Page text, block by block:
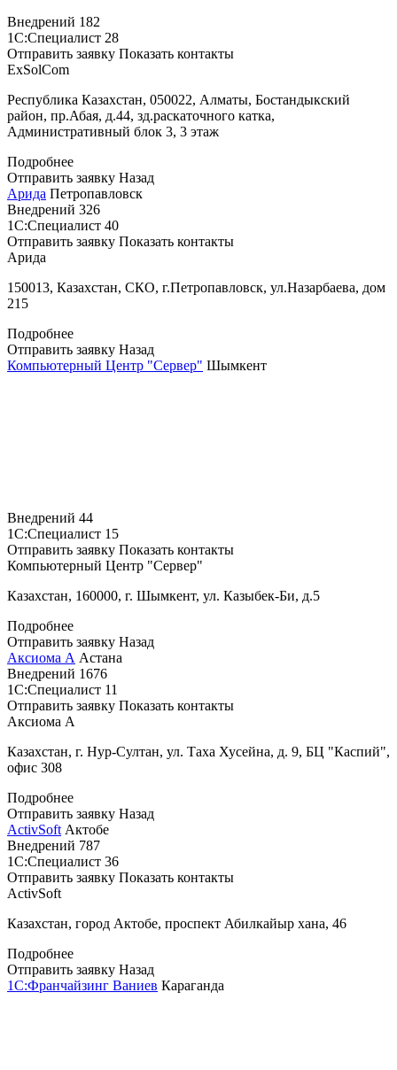
Внедрений 182
1С:Специалист 28
Отправить заявку Показать контакты
ExSolCom
Республика Казахстан, 050022, Алматы, Бостандыкский
район, пр.Абая, д.44, зд.раскаточного катка,
Административный блок 3, 3 этаж
Подробнее
Отправить заявку Назад
Арида Петропавловск
Внедрений 326
1С:Специалист 40
Отправить заявку Показать контакты
Арида
150013, Казахстан, СКО, г.Петропавловск, ул.Назарбаева, дом
215
Подробнее
Отправить заявку Назад
Компьютерный Центр "Сервер" Шымкент
Внедрений 44
1С:Специалист 15
Отправить заявку Показать контакты
Компьютерный Центр "Сервер"
Казахстан, 160000, г. Шымкент, ул. Казыбек-Би, д.5
Подробнее
Отправить заявку Назад
Аксиома А Астана
Внедрений 1676
1С:Специалист 11
Отправить заявку Показать контакты
Аксиома А
Казахстан, г. Нур-Султан, ул. Таха Хусейна, д. 9, БЦ "Каспий",
офис 308
Подробнее
Отправить заявку Назад
ActivSoft Актобе
Внедрений 787
1С:Специалист 36
Отправить заявку Показать контакты
ActivSoft
Казахстан, город Актобе, проспект Абилкайыр хана, 46
Подробнее
Отправить заявку Назад
1С:Франчайзинг Ваниев Караганда